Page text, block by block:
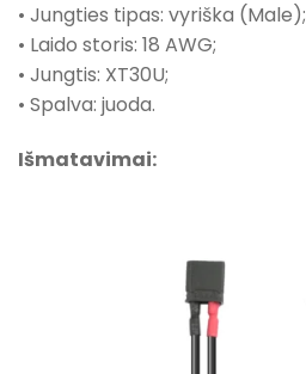
• Jungties tipas: vyriška (Male);
• Laido storis: 18 AWG;
• Jungtis: XT30U;
• Spalva: juoda.
Išmatavimai: